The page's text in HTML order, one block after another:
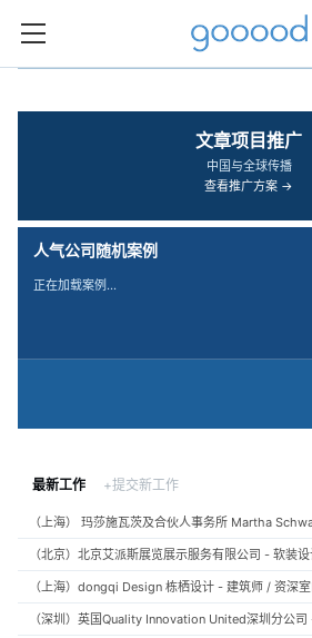
文章项目推广
中国与全球传播
查看推广方案 →
人气公司随机案例
正在加载案例…
最新工作 +提交新工作
（北京）北京艾派斯展览展示服务有限公司 - 软装